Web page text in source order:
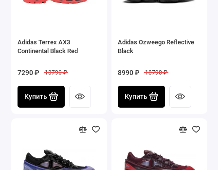
Adidas Terrex AX3
Continental Black Red
7290 ₽ 13790 ₽
Купить
Adidas Ozweego Reflective
Black
8990 ₽ 18790 ₽
Купить